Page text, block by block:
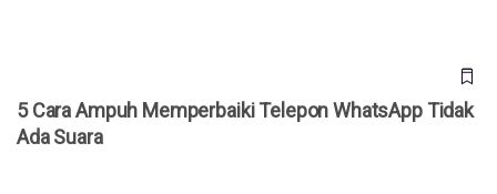
5 Cara Ampuh Memperbaiki Telepon WhatsApp Tidak
Ada Suara